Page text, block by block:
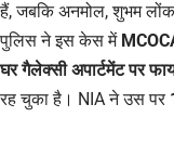
हैं, जबकि अनमोल, शुभम
पुलिस ने इस केस में
घर गैलेक्सी अपार्टमेंट पर
रह चुका है। NIA ने उस पर